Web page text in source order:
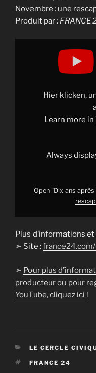
Novembre : une
Produit par : FRANCE
Display
Novembre
rescapée
Hier klicken,
Learn more in
Always
Open "Dix ans
Plus d’informations et
➢ Site :
➢ Pour plus
producteur ou pour
YouTube, cliquez ici !
CATÉGORIES
LE CERCLE
ÉTIQUETTES
FRANCE 24